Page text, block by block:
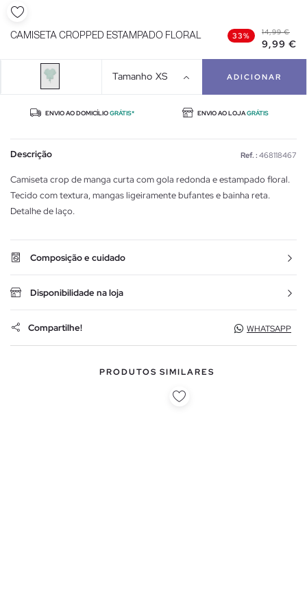
CAMISETA CROPPED ESTAMPADO FLORAL 33% 14,99 €
9,99 €
Tamanho XS ADICIONAR
ENVIO AO DOMICÍLIOGRÁTIS* ENVIO AO LOJAGRÁTIS
Descrição Ref. : 468118467
Camiseta crop de manga curta com gola redonda e estampado floral.
Tecido com textura, mangas ligeiramente bufantes e bainha reta.
Detalhe de laço.
Composição e cuidado
Disponibilidade na loja
Compartilhe! WHATSAPP
PRODUTOS SIMILARES